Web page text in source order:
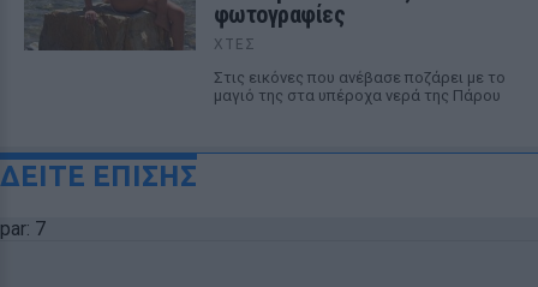
φωτογραφίες
ΧΤΕΣ
Στις εικόνες που ανέβασε ποζάρει με το
μαγιό της στα υπέροχα νερά της Πάρου
ΔΕΙΤΕ ΕΠΙΣΗΣ
par: 7